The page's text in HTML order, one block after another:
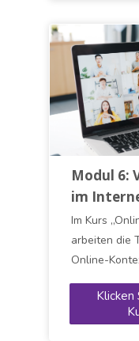
Akzeptieren
Modul 6:
im
Im Kurs
arbeiten die
Online-
können und
verstehen
Klicken